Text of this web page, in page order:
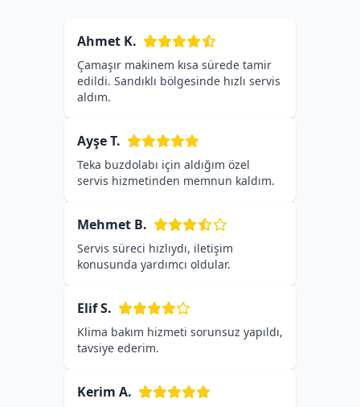
Ahmet K.
Çamaşır makinem kısa sürede tamir
edildi. Sandıklı bölgesinde hızlı servis
aldım.
Ayşe T.
Teka buzdolabı için aldığım özel
servis hizmetinden memnun kaldım.
Mehmet B.
Servis süreci hızlıydı, iletişim
konusunda yardımcı oldular.
Elif S.
Klima bakım hizmeti sorunsuz yapıldı,
tavsiye ederim.
Kerim A.